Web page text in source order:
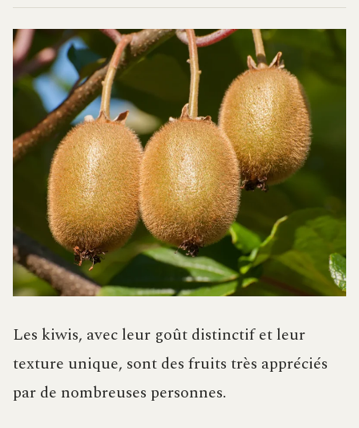
Les kiwis, avec leur goût distinctif et leur
texture unique, sont des fruits très appréciés
par de nombreuses personnes.